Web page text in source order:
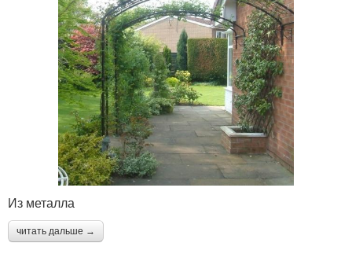
Из металла
читать дальше →